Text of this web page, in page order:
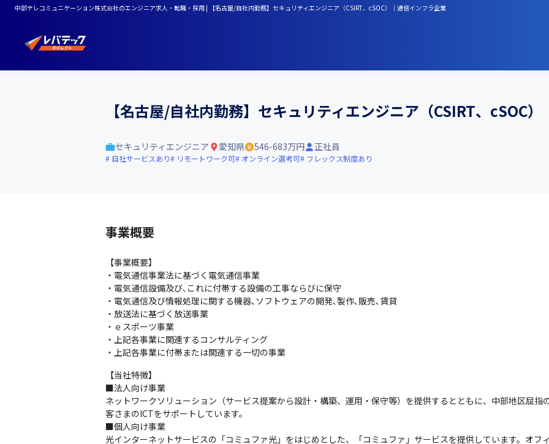
中部テレコミュニケーション株式会社のエンジニア求人・転職・採用 | 【名古屋/自社内勤務】セキュリティエンジニア（CSIRT、cSOC）｜通信インフラ企業
【名古屋/自社内勤務】セキュリティエンジニア（CSIRT、cSOC
セキュリティエンジニア 愛知県 546-683万円 正社員
自社サービスあり リモートワーク可 オンライン選考可 フレックス制度あり
事業概要
【事業概要】
・電気通信事業法に基づく電気通信事業
・電気通信設備及び､これに付帯する設備の工事ならびに保守
・電気通信及び情報処理に関する機器､ソフトウェアの開発､製作､販売､賃貸
・放送法に基づく放送事業
・ｅスポーツ事業
・上記各事業に関連するコンサルティング
・上記各事業に付帯または関連する一切の事業
【当社特徴】
■法人向け事業
ネットワークソリューション（サービス提案から設計・構築、運用・保守等）を提供するとともに、中部地区屈
客さまのICTをサポートしています。
■個人向け事業
光インターネットサービスの「コミュファ光」をはじめとした、「コミュファ」サービスを提供しています。オフ